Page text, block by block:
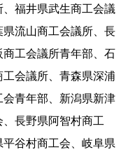
福井県武生商工会議
流山商工会議所、長
工会議所青年部、石
会議所、青森県深浦
青年部、新潟県新津
長野県阿智村商工
谷村商工会、岐阜県